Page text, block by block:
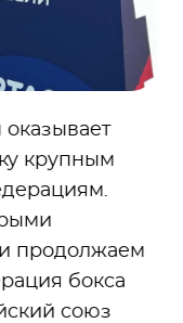
крупным
продолжаем
бокса
союз